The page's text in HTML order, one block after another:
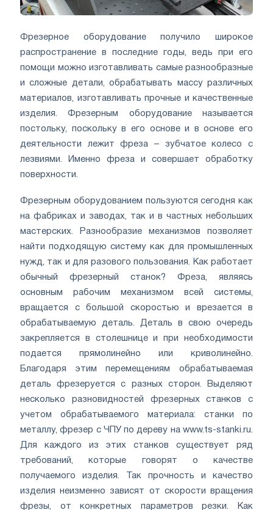
Фрезерное оборудование получило широкое
распространение в последние годы, ведь при его
помощи можно изготавливать самые разнообразные
и сложные детали, обрабатывать массу различных
материалов, изготавливать прочные и качественные
изделия. Фрезерным оборудование называется
постольку, поскольку в его основе и в основе его
деятельности лежит фреза – зубчатое колесо с
лезвиями. Именно фреза и совершает обработку
поверхности.
Фрезерным оборудованием пользуются сегодня как
на фабриках и заводах, так и в частных небольших
мастерских. Разнообразие механизмов позволяет
найти подходящую систему как для промышленных
нужд, так и для разового пользования. Как работает
обычный фрезерный станок? Фреза, являясь
основным рабочим механизмом всей системы,
вращается с большой скоростью и врезается в
обрабатываемую деталь. Деталь в свою очередь
закрепляется в столешнице и при необходимости
подается прямолинейно или криволинейно.
Благодаря этим перемещениям обрабатываемая
деталь фрезеруется с разных сторон. Выделяют
несколько разновидностей фрезерных станков с
учетом обрабатываемого материала: станки по
металлу, фрезер с ЧПУ по дереву на www.ts-stanki.ru.
Для каждого из этих станков существует ряд
требований, которые говорят о качестве
получаемого изделия. Так прочность и качество
изделия неизменно зависят от скорости вращения
фрезы, от конкретных параметров резки. Как